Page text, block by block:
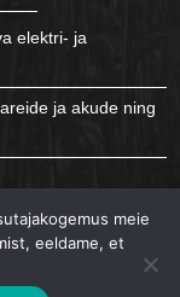
elektri- ja
ja akude ning
meie
eeldame, et